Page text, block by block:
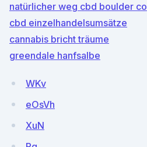
natürlicher weg cbd boulder co
cbd einzelhandelsumsätze
cannabis bricht träume
greendale hanfsalbe
WKv
eOsVh
XuN